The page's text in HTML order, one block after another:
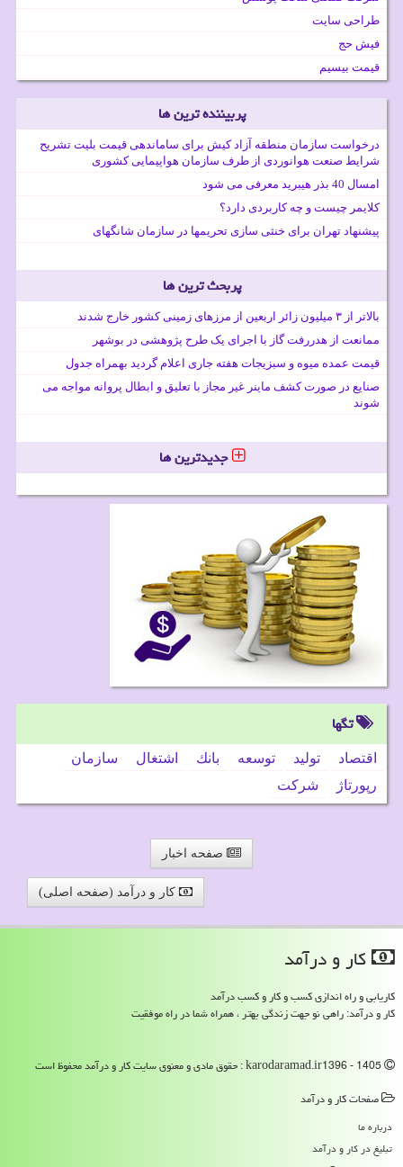
طراحی سایت
فیش حج
قیمت بیسیم
پربیننده ترین ها
درخواست سازمان منطقه آزاد کیش برای ساماندهی قیمت بلیت تشریح
شرایط صنعت هوانوردی از طرف سازمان هواپیمایی کشوری
امسال 40 بذر هیبرید معرفی می شود
کلایمر چیست و چه کاربردی دارد؟
پیشنهاد تهران برای خنثی سازی تحریمها در سازمان شانگهای
پربحث ترین ها
بالاتر از ۳ میلیون زائر اربعین از مرزهای زمینی کشور خارج شدند
ممانعت از هدررفت گاز با اجرای یک طرح پژوهشی در بوشهر
قیمت عمده میوه و سبزیجات هفته جاری اعلام گردید بهمراه جدول
صنایع در صورت کشف ماینر غیر مجاز با تعلیق و ابطال پروانه مواجه می
شوند
جدیدترین ها
تگها
اقتصاد تولید توسعه بانك اشتغال
سازمان
رپورتاژ
شركت
صفحه اخبار
کار و درآمد (صفحه اصلی)
كار و درآمد
کاریابی و راه اندازی کسب و کار و کسب درآمد
کار و درآمد: راهی نو جهت زندگی بهتر ، همراه شما در راه موفقیت
صفحات كار و درآمد
درباره ما
تبلیغ در كار و درآمد